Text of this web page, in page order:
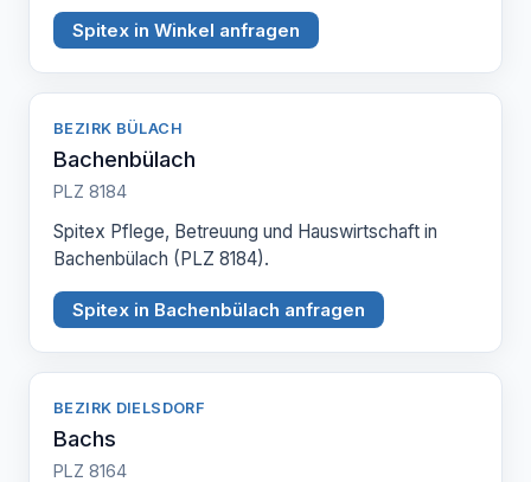
Spitex in Winkel anfragen
BEZIRK BÜLACH
Bachenbülach
PLZ 8184
Spitex Pflege, Betreuung und Hauswirtschaft in
Bachenbülach (PLZ 8184).
Spitex in Bachenbülach anfragen
BEZIRK DIELSDORF
Bachs
PLZ 8164